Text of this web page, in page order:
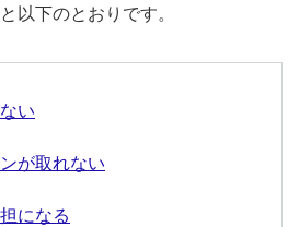
以下のとおりです。
い
が取れない
になる